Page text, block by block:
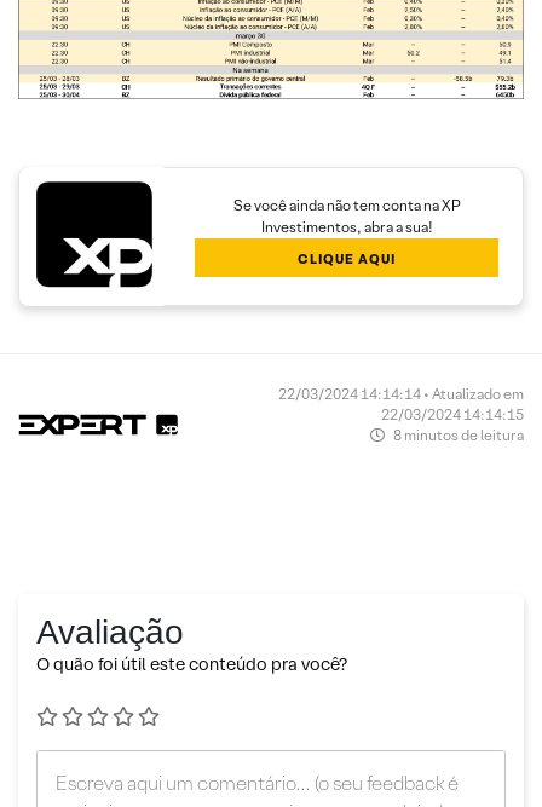
Se você ainda não tem conta na XP
Investimentos, abra a sua!
CLIQUE AQUI
22/03/2024 14:14:14 • Atualizado em
22/03/2024 14:14:15
8 minutos de leitura
Avaliação
O quão foi útil este conteúdo pra você?